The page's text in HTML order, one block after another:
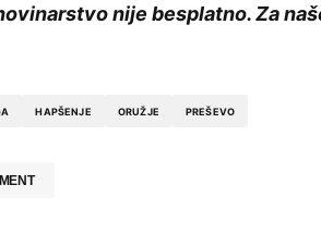
nije besplatno. Za
HAPŠENJE ORUŽJE PREŠEVO